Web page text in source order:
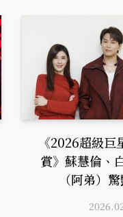
《2026超級
賞》蘇慧倫、
（阿弟）